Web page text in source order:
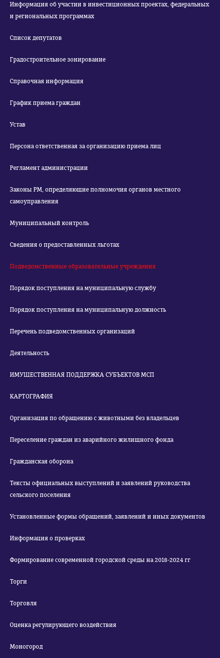
Информация об участии в инвестиционных проектах, федеральных
и региональных программах
Список депутатов
Градостроительное зонирование
Справочная информация
График приема граждан
Устав
Персона ответственная за организацию приема лиц
Регламент администрации
Законы РМ, определяющие полномочия органов местного
самоуправления
Муниципальный контроль
Сведения о предоставленных льготах
Подведомственные образовательные учреждения
Порядок поступления на муниципальную службу
Порядок поступления на муниципальную должность
Перечень подведомственных организаций
Деятельность
ИМУЩЕСТВЕННАЯ ПОДДЕРЖКА СУБЪЕКТОВ МСП
КАРТОГРАФИЯ
Организация по обращению с животными без владельцев
Переселение граждан из аварийного жилищного фонда
Гражданская оборона
Тексты официальных выступлений и заявлений руководства
сельского поселения
Установленные формы обращений, заявлений и иных документов
Информация о проверках
Формирование современной городской среды на 2018-2024 гг
Торги
Торговля
Оценка регулирующего воздействия
Моногород